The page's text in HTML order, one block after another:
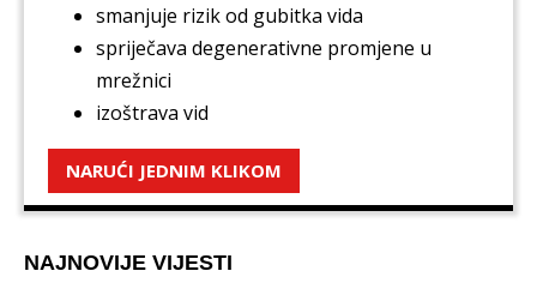
smanjuje rizik od gubitka vida
spriječava degenerativne promjene u
mrežnici
izoštrava vid
NARUĆI JEDNIM KLIKOM
NAJNOVIJE VIJESTI